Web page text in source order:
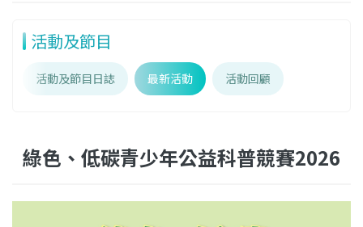
活動及節目
活動及節目日誌 最新活動 活動回顧
綠色、低碳青少年公益科普競賽2026